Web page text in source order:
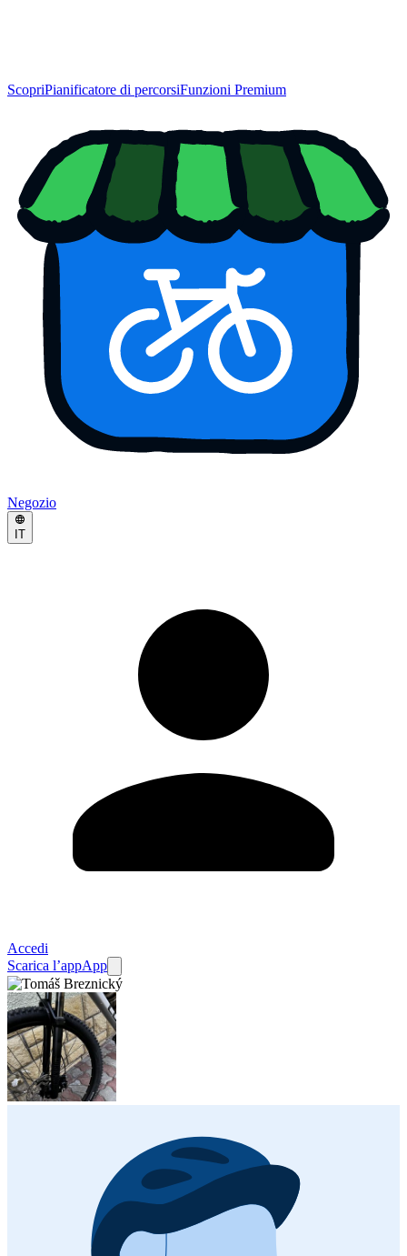
ScopriPianificatore di percorsiFunzioni Premium
Negozio
IT
Accedi
Scarica l’appApp